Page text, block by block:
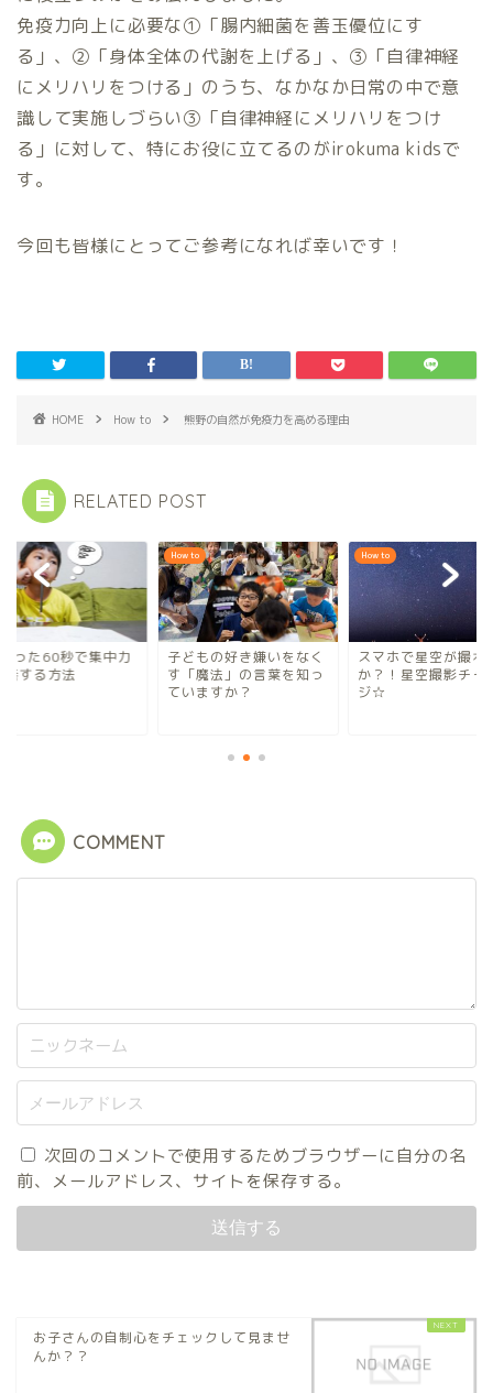
免疫力向上に必要な①「腸内細菌を善玉優位にす
る」、②「身体全体の代謝を上げる」、③「自律神経
にメリハリをつける」のうち、なかなか日常の中で意
識して実施しづらい③「自律神経にメリハリをつけ
る」に対して、特にお役に立てるのがirokuma kidsで
す。
今回も皆様にとってご参考になれば幸いです！
HOME How to 熊野の自然が免疫力を高める理由
RELATED POST
った60秒で集中力
善する方法
How to
子どもの好き嫌いをなく
す「魔法」の言葉を知っ
ていますか？
How to
スマホで星空が撮れ
か？！星空撮影チャ
ジ☆
COMMENT
次回のコメントで使用するためブラウザーに自分の名
前、メールアドレス、サイトを保存する。
お子さんの自制心をチェックして見ませ
んか？？